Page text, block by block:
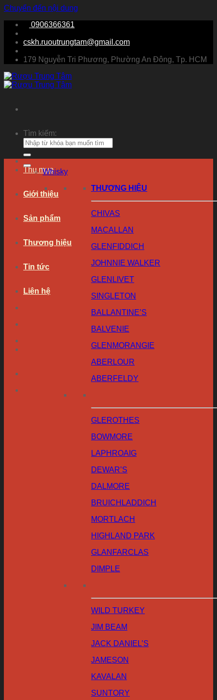
Chuyển đến nội dung
0906366361
cskh.ruoutrungtam@gmail.com
179 Nguyễn Tri Phương, Phường An Đông, Tp. HCM
Tìm kiếm:
Thu mua
Giới thiệu
Sản phẩm
Thương hiệu
Tin tức
Liên hệ
Whisky
THƯƠNG HIỆU
CHIVAS
MACALLAN
GLENFIDDICH
JOHNNIE WALKER
GLENLIVET
SINGLETON
BALLANTINE’S
BALVENIE
GLENMORANGIE
ABERLOUR
ABERFELDY
GLEROTHES
BOWMORE
LAPHROAIG
DEWAR’S
DALMORE
BRUICHLADDICH
MORTLACH
HIGHLAND PARK
GLANFARCLAS
DIMPLE
WILD TURKEY
JIM BEAM
JACK DANIEL’S
JAMESON
KAVALAN
SUNTORY